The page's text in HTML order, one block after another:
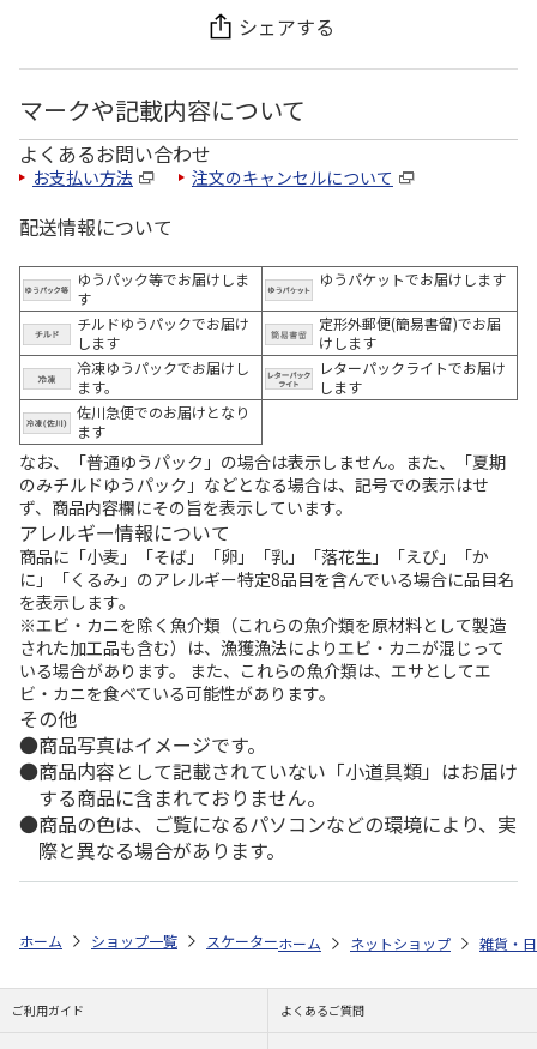
シェアする
マークや記載内容について
よくあるお問い合わせ
お支払い方法 注文のキャンセルについて
配送情報について
ゆうパック等でお届けしま
す
ゆうパケットでお届けします
チルドゆうパックでお届け
します
定形外郵便(簡易書留)でお届
けします
冷凍ゆうパックでお届けし
ます。
レターパックライトでお届け
します
佐川急便でのお届けとなり
ます
なお、「普通ゆうパック」の場合は表示しません。また、「夏期
のみチルドゆうパック」などとなる場合は、記号での表示はせ
ず、商品内容欄にその旨を表示しています。
アレルギー情報について
商品に「小麦」「そば」「卵」「乳」「落花生」「えび」「か
に」「くるみ」のアレルギー特定8品目を含んでいる場合に品目名
を表示します。
※エビ・カニを除く魚介類（これらの魚介類を原材料として製造
された加工品も含む）は、漁獲漁法によりエビ・カニが混じって
いる場合があります。 また、これらの魚介類は、エサとしてエ
ビ・カニを食べている可能性があります。
その他
商品写真はイメージです。
商品内容として記載されていない「小道具類」はお届け
する商品に含まれておりません。
商品の色は、ご覧になるパソコンなどの環境により、実
際と異なる場合があります。
ホーム ショップ一覧 スケーター 定量カッティングガイド付バター
ホーム ネットショップ 雑貨・
ご利用ガイド よくあるご質問